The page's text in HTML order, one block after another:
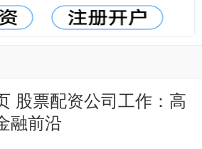
股票配资公司工作：高
融前沿